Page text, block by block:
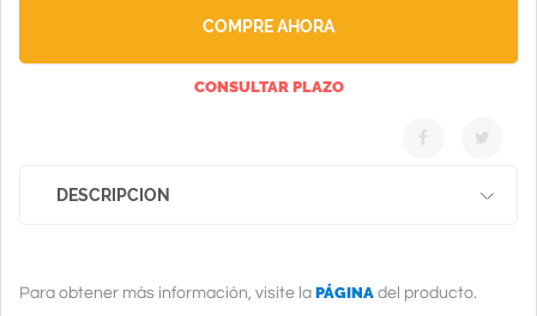
COMPRE AHORA
CONSULTAR PLAZO
DESCRIPCION
Para obtener más información, visite la PÁGINA del producto.